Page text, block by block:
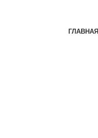
ГЛАВНАЯ